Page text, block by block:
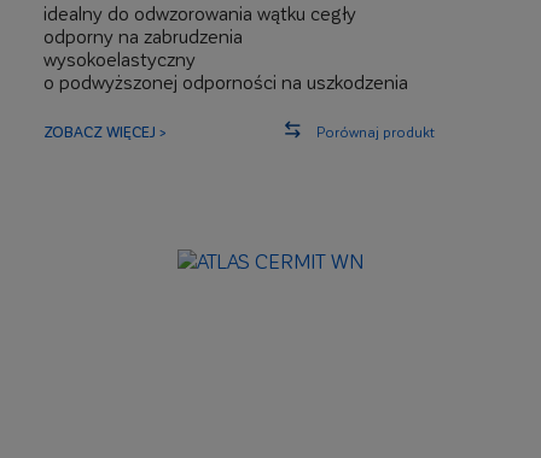
idealny do odwzorowania wątku cegły
odporny na zabrudzenia
wysokoelastyczny
o podwyższonej odporności na uszkodzenia
ZOBACZ WIĘCEJ > Porównaj produkt